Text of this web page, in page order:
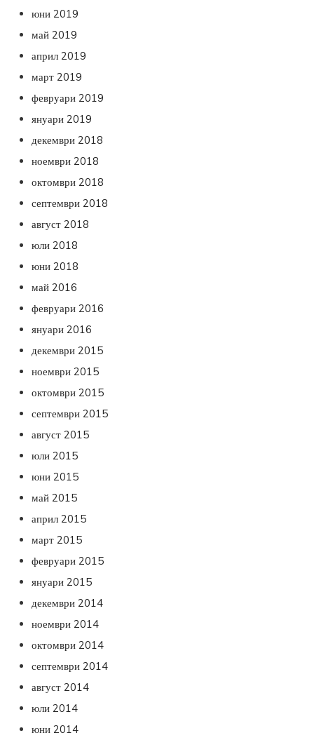
юни 2019
май 2019
април 2019
март 2019
февруари 2019
януари 2019
декември 2018
ноември 2018
октомври 2018
септември 2018
август 2018
юли 2018
юни 2018
май 2016
февруари 2016
януари 2016
декември 2015
ноември 2015
октомври 2015
септември 2015
август 2015
юли 2015
юни 2015
май 2015
април 2015
март 2015
февруари 2015
януари 2015
декември 2014
ноември 2014
октомври 2014
септември 2014
август 2014
юли 2014
юни 2014